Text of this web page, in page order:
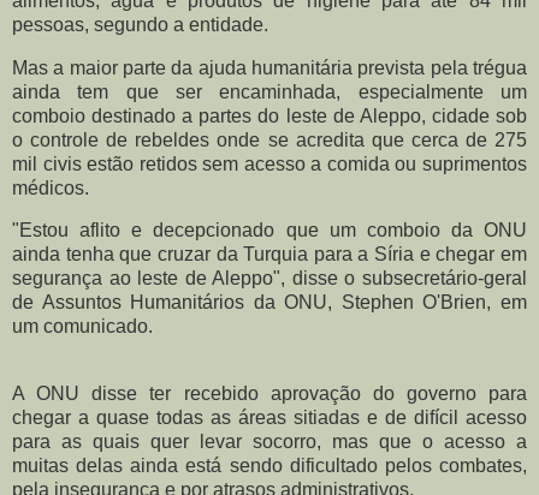
pessoas, segundo a entidade.
Mas a maior parte da ajuda humanitária prevista pela trégua
ainda tem que ser encaminhada, especialmente um
comboio destinado a partes do leste de Aleppo, cidade sob
o controle de rebeldes onde se acredita que cerca de 275
mil civis estão retidos sem acesso a comida ou suprimentos
médicos.
"Estou aflito e decepcionado que um comboio da ONU
ainda tenha que cruzar da Turquia para a Síria e chegar em
segurança ao leste de Aleppo", disse o subsecretário-geral
de Assuntos Humanitários da ONU, Stephen O'Brien, em
um comunicado.
A ONU disse ter recebido aprovação do governo para
chegar a quase todas as áreas sitiadas e de difícil acesso
para as quais quer levar socorro, mas que o acesso a
muitas delas ainda está sendo dificultado pelos combates,
pela insegurança e por atrasos administrativos.